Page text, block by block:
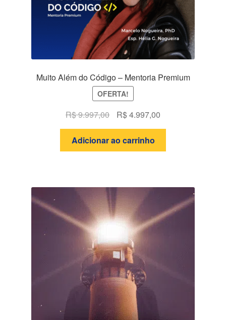
Muito Além do Código – Mentoria Premium
OFERTA!
R$9.997,00
O
preço
original
era:
R$4.997,00O
preço
é:
Adicionar ao carrinho